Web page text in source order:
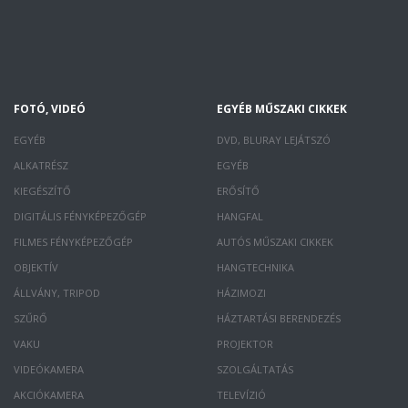
FOTÓ, VIDEÓ
EGYÉB
ALKATRÉSZ
KIEGÉSZÍTŐ
DIGITÁLIS FÉNYKÉPEZŐGÉP
FILMES FÉNYKÉPEZŐGÉP
OBJEKTÍV
ÁLLVÁNY, TRIPOD
SZŰRŐ
VAKU
VIDEÓKAMERA
AKCIÓKAMERA
EGYÉB MŰSZAKI CIKKEK
DVD, BLURAY LEJÁTSZÓ
EGYÉB
ERŐSÍTŐ
HANGFAL
AUTÓS MŰSZAKI CIKKEK
HANGTECHNIKA
HÁZIMOZI
HÁZTARTÁSI BERENDEZÉS
PROJEKTOR
SZOLGÁLTATÁS
TELEVÍZIÓ